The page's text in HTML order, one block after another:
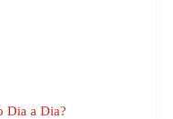
Dia a Dia?